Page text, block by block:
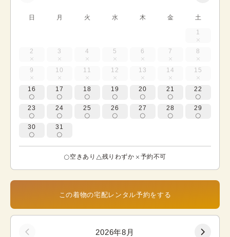
日 月 火 水 木 金 土
1
2 3 4 5 6 7 8
9 10 11 12 13 14 15
16 17 18 19 20 21 22
23 24 25 26 27 28 29
30 31
空きあり 残りわずか 予約不可
この着物の宅配レンタル予約をする
2026年8月